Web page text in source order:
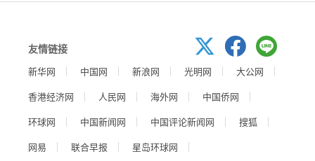
友情链接
新华网 中国网 新浪网 光明网
大公网
香港经济网
人民网 海外网
中国侨网
环球网
中国新闻网 中国评论新闻网
搜狐
网易
联合早报
星岛环球网